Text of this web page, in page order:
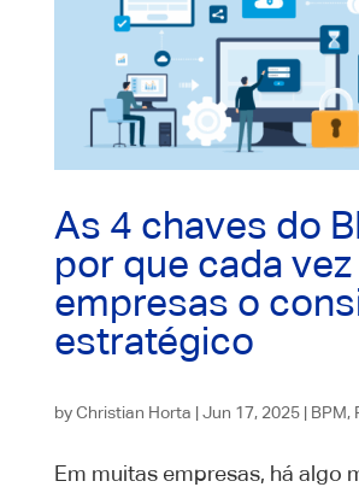
As 4 chaves do
por que cada
empresas o
estratégico
byChristian Horta |Jun 17, 2025| BPM,
Em muitas empresas, há algo